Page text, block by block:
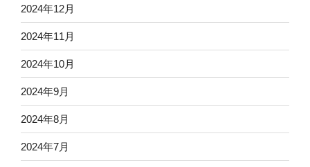
2024年12月
2024年11月
2024年10月
2024年9月
2024年8月
2024年7月